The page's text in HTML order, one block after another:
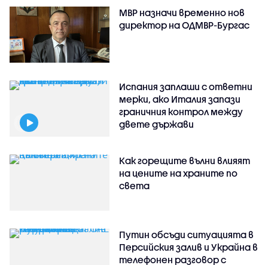
МВР назначи временно нов
директор на ОДМВР-Бургас
Испания заплаши с ответни
мерки, ако Италия запази
граничния контрол между
двете държави
Как горещите вълни влияят
на цените на храните по
света
Путин обсъди ситуацията в
Персийския залив и Украйна в
телефонен разговор с